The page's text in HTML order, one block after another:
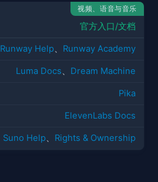
视频、语音与音乐
官方入口/文档
Runway Help、 Runway Academy
Luma Docs、 Dream Machine
Pika
ElevenLabs Docs
Suno Help、 Rights & Ownership